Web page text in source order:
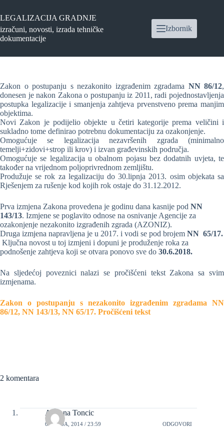
sadržaj
LEGALIZACIJA GRADNJE
izračuni, novosti, izrada tehničke
dokumentacije
Izbornik
Zakon o postupanju s nezakonito izgrađenim zgradama NN 86/12,
donesen je nakon Zakona o postupanju iz 2011, radi pojednostavljenja
postupka legalizacije i smanjenja zahtjeva prvenstveno prema manjim
objektima.
Novi Zakon je podijelio objekte u četiri kategorije prema veličini i
sukladno tome definirao potrebnu dokumentaciju za ozakonjenje.
Omogućuje se legalizacija nezavršenih zgrada (minimalno
temelji+zidovi+strop ili krov) i izvan građevinskih područja.
Omogućuje se legalizacija u obalnom pojasu bez dodatnih uvjeta, te
također na vrijednom poljoprivrednom zemljištu.
Produžuje se rok za legalizaciju do 30.lipnja 2013. osim objekata sa
Rješenjem za rušenje kod kojih rok ostaje do 31.12.2012.
Prva izmjena Zakona provedena je godinu dana kasnije pod NN
143/13. Izmjene se poglavito odnose na osnivanje Agencije za
ozakonjenje nezakonito izgrađenih zgrada (AZONIZ).
Druga izmjena napravljena je u 2017. i vodi se pod brojem NN 65/17.
Ključna novost u toj izmjeni i dopuni je produženje roka za
podnošenje zahtjeva koji se otvara ponovo sve do 30.6.2018.
Na sljedećoj poveznici nalazi se pročišćeni tekst Zakona sa svim
izmjenama.
Zakon o postupanju s nezakonito izgrađenim zgradama NN
86/12, NN 143/13, NN 65/17. Pročišćeni tekst
2 komentara
Adriana Toncic
6 LIPNJA, 2014 / 23:59 ODGOVORI